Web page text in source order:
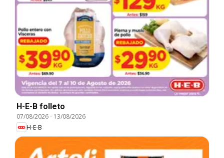
H-E-B folleto
07/08/2026- 13/08/2026
H-E-B